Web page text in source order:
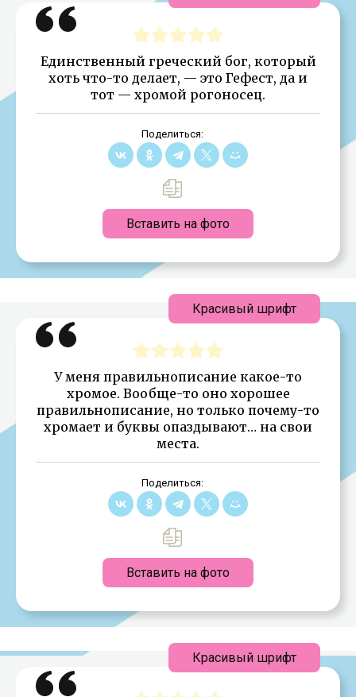
Единственный греческий бог, который
хоть что-то делает, — это Гефест, да и
тот — хромой рогоносец.
Поделиться:
Вставить на фото
У меня правильнописание какое-то
хромое. Вообще-то оно хорошее
правильнописание, но только почему-то
хромает и буквы опаздывают… на свои
места.
Поделиться:
Вставить на фото
Красивый шрифт
Красивый шрифт